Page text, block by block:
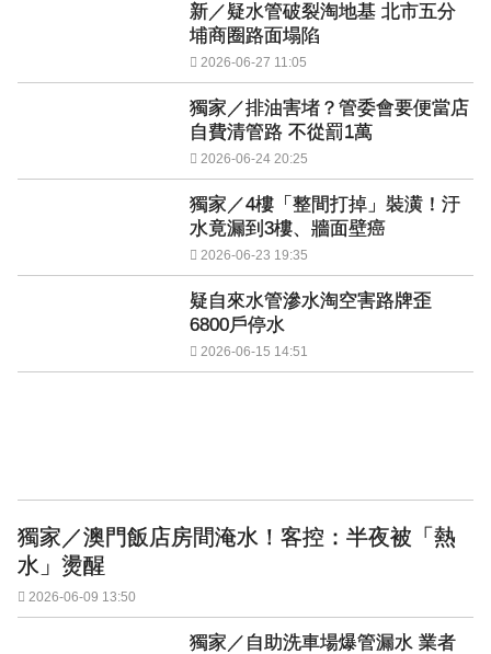
新／疑水管破裂淘地基 北市五分
埔商圈路面塌陷
2026-06-27 11:05
獨家／排油害堵？管委會要便當店
自費清管路 不從罰1萬
2026-06-24 20:25
獨家／4樓「整間打掉」裝潢！汙
水竟漏到3樓、牆面壁癌
2026-06-23 19:35
疑自來水管滲水淘空害路牌歪
6800戶停水
2026-06-15 14:51
獨家／澳門飯店房間淹水！客控：半夜被「熱
水」燙醒
2026-06-09 13:50
獨家／自助洗車場爆管漏水 業者